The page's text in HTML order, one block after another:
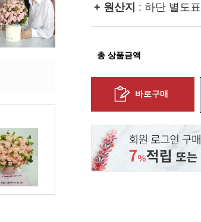
+ 원산지 : 하단 별도
총 상품금액
바로구매